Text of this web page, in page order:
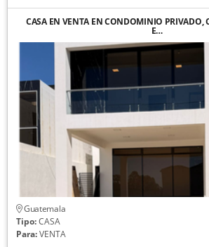
CASA EN VENTA EN CONDOMINIO PRIVADO,
E…
Guatemala
Tipo:CASA
Para:VENTA